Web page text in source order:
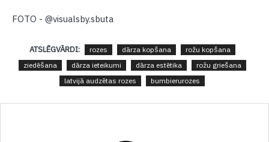
FOTO - @visualsby.sbuta
ATSLĒGVĀRDI: rozes dārza kopšana
rožu kopšana
ziedēšana
dārza ieteikumi dārza estētika
rožu griešana
latvijā audzētas rozes
bumbierurozes